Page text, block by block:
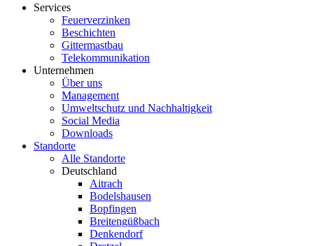
Services
Feuerverzinken
Beschichten
Gittermastbau
Telekommunikation
Unternehmen
Über uns
Management
Umweltschutz und Nachhaltigkeit
Social Media
Downloads
Standorte
Alle Standorte
Deutschland
Aitrach
Bodelshausen
Bopfingen
Breitengüßbach
Denkendorf